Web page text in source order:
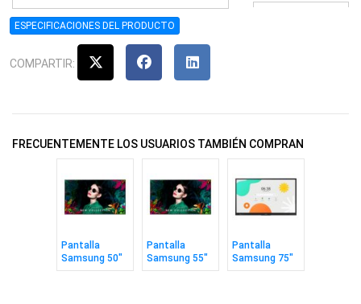
ESPECIFICACIONES DEL PRODUCTO
COMPARTIR:
FRECUENTEMENTE LOS USUARIOS TAMBIÉN COMPRAN
Pantalla
Samsung 50"
Signage
Pantalla
Samsung 55"
Signage
Pantalla
Samsung 75"
Interactiva